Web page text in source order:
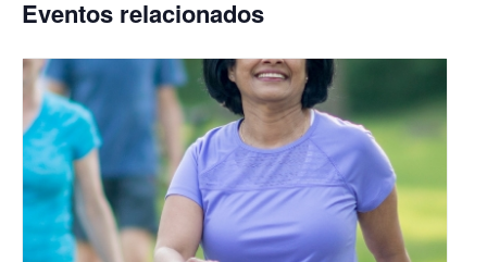
Eventos relacionados